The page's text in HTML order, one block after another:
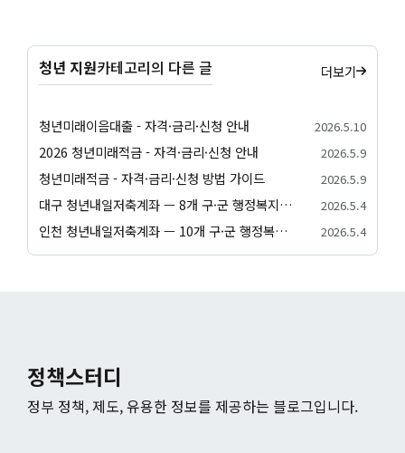
청년 지원카테고리의 다른 글 더보기
청년미래이음대출 - 자격·금리·신청 안내 2026.5.10
2026 청년미래적금 - 자격·금리·신청 안내 2026.5.9
청년미래적금 - 자격·금리·신청 방법 가이드 2026.5.9
대구 청년내일저축계좌 — 8개 구·군 행정복지센터 신청 방법 2026.5.4
인천 청년내일저축계좌 — 10개 구·군 행정복지센터 신청 방법 2026.5.4
정책스터디
정부 정책, 제도, 유용한 정보를 제공하는 블로그입니다.